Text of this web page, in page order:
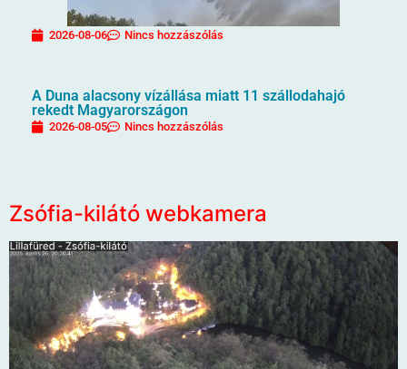
2026-08-06 Nincs hozzászólás
A Duna alacsony vízállása miatt 11 szállodahajó
rekedt Magyarországon
2026-08-05 Nincs hozzászólás
Zsófia-kilátó webkamera